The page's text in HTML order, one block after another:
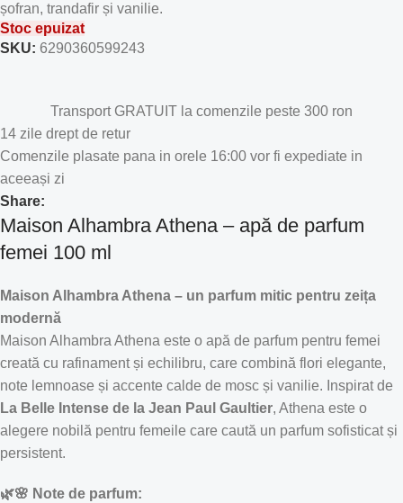
șofran, trandafir și vanilie.
Stoc epuizat
SKU: 6290360599243
Transport GRATUIT la comenzile peste 300 ron
14 zile drept de retur
Comenzile plasate pana in orele 16:00 vor fi expediate in
aceeași zi
Share:
Maison Alhambra Athena – apă de parfum
femei 100 ml
Maison Alhambra Athena – un parfum mitic pentru zeița
modernă
Maison Alhambra Athena este o apă de parfum pentru femei
creată cu rafinament și echilibru, care combină flori elegante,
note lemnoase și accente calde de mosc și vanilie. Inspirat de
La Belle Intense de la Jean Paul Gaultier, Athena este o
alegere nobilă pentru femeile care caută un parfum sofisticat și
persistent.
🌿🌸 Note de parfum: